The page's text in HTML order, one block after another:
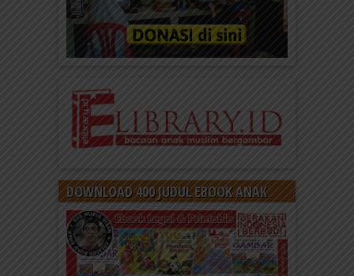
DOWNLOAD 400 JUDUL EBOOK ANAK